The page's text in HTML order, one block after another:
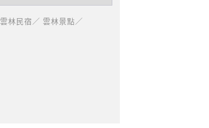
雲林民宿／ 雲林景點／